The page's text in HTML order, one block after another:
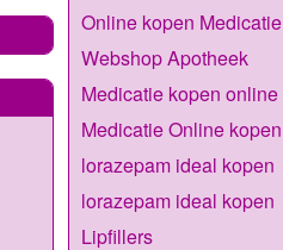
Online kopen Medicatie
Webshop Apotheek
Medicatie kopen online
Medicatie Online kopen
lorazepam ideal kopen
lorazepam ideal kopen
Lipfillers